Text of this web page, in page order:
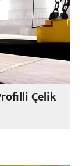
Çelik